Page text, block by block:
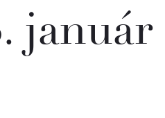
január